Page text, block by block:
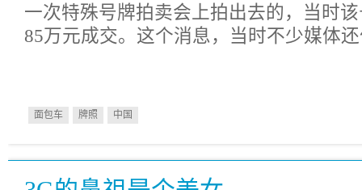
一次特殊号牌拍卖会上拍出去的，当时
85万元成交。这个消息，当时不少媒体
面包车 牌照 中国